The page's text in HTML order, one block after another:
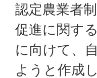
認定農業者
促進に関す
に向けて、
ようと作成